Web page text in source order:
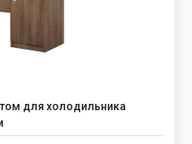
для холодильника